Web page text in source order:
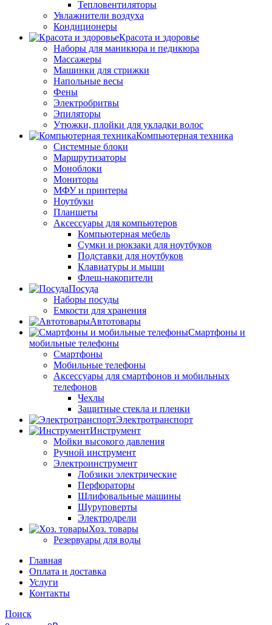
Тепловентиляторы
Увлажнители воздуха
Кондиционеры
Красота и здоровье
Наборы для маникюра и педикюра
Массажеры
Машинки для стрижки
Напольные весы
Фены
Электробритвы
Эпиляторы
Утюжки, плойки для укладки волос
Компьютерная техника
Системные блоки
Маршрутизаторы
Моноблоки
Мониторы
МФУ и принтеры
Ноутбуки
Планшеты
Аксессуары для компьютеров
Компьютерная мебель
Сумки и рюкзаки для ноутбуков
Подставки для ноутбуков
Клавиатуры и мыши
Флеш-накопители
Посуда
Наборы посуды
Емкости для хранения
Автотовары
Смартфоны и
мобильные телефоны
Смартфоны
Мобильные телефоны
Аксессуары для смартфонов и мобильных
телефонов
Чехлы
Защитные стекла и пленки
Электротранспорт
Инструмент
Мойки высокого давления
Ручной инструмент
Электроинструмент
Лобзики электрические
Перфораторы
Шлифовальные машины
Шуруповерты
Электродрели
Хоз. товары
Резервуары для воды
Главная
Оплата и доставка
Услуги
Контакты
Поиск